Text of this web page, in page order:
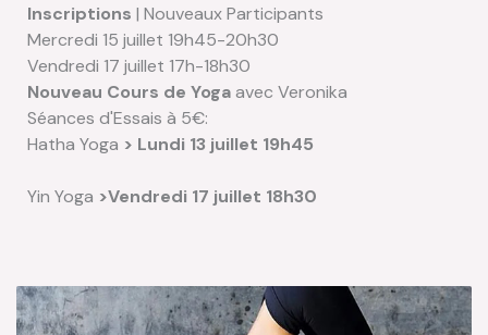
Inscriptions | Nouveaux Participants
Mercredi 15 juillet 19h45-20h30
Vendredi 17 juillet 17h-18h30
Nouveau Cours de Yogaavec Veronika
Séances d'Essais à 5€:
Hatha Yoga > Lundi 13 juillet 19h45
Yin Yoga >Vendredi 17 juillet 18h30